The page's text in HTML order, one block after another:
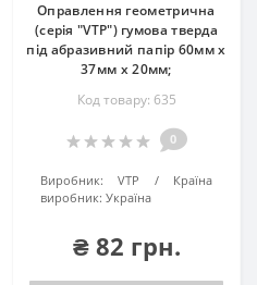
Оправлення геометрична
(серія "VTP") гумова тверда
під абразивний папір 60мм х
37мм х 20мм;
Код товару: 635
0
Виробник: VTP
Країна
виробник: Україна
₴ 82 грн.